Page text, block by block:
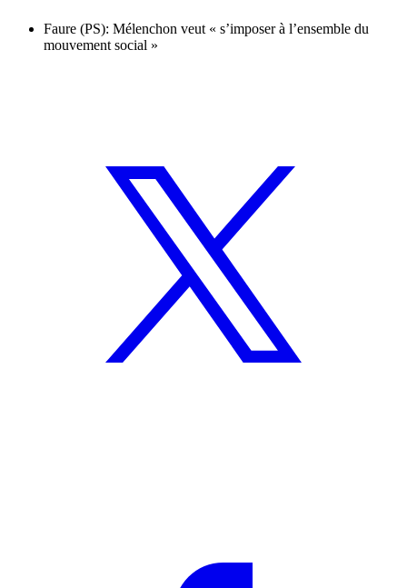
Faure (PS): Mélenchon veut « s’imposer à l’ensemble du
mouvement social »